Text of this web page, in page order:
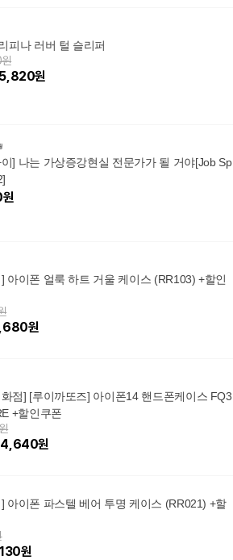
피나 러버 털 슬리퍼
원
] 나는 가상증강현실 전문가가 될 거야[Job Sp
원
아이폰 얼룩 하트 거울 케이스 (RR103) +할인
원
점] [루이까또즈] 아이폰14 핸드폰케이스 FQ3
+할인쿠폰
원
아이폰 파스텔 베어 투명 케이스 (RR021) +할
원